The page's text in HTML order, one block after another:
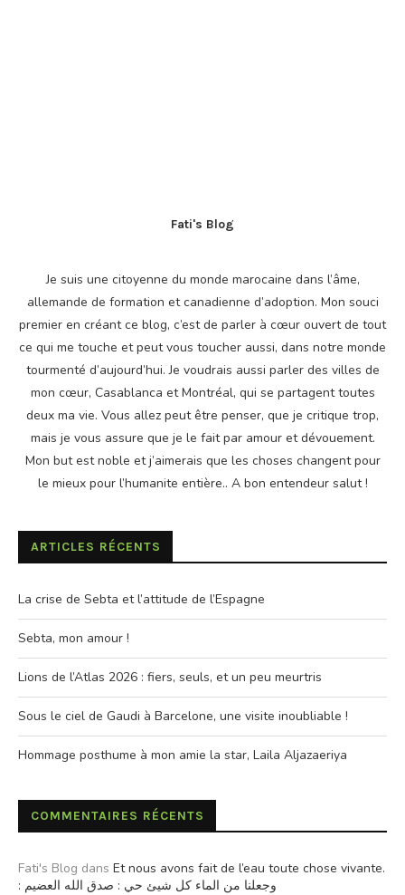
Fati's Blog
Je suis une citoyenne du monde marocaine dans l’âme,
allemande de formation et canadienne d’adoption. Mon souci
premier en créant ce blog, c’est de parler à cœur ouvert de tout
ce qui me touche et peut vous toucher aussi, dans notre monde
tourmenté d’aujourd’hui. Je voudrais aussi parler des villes de
mon cœur, Casablanca et Montréal, qui se partagent toutes
deux ma vie. Vous allez peut être penser, que je critique trop,
mais je vous assure que je le fait par amour et dévouement.
Mon but est noble et j’aimerais que les choses changent pour
le mieux pour l’humanite entière.. A bon entendeur salut !
ARTICLES RÉCENTS
La crise de Sebta et l’attitude de l’Espagne
Sebta, mon amour !
Lions de l’Atlas 2026 : fiers, seuls, et un peu meurtris
Sous le ciel de Gaudi à Barcelone, une visite inoubliable !
Hommage posthume à mon amie la star, Laila Aljazaeriya
COMMENTAIRES RÉCENTS
Fati's Blog dans Et nous avons fait de l’eau toute chose vivante.
: وجعلنا من الماء كل شيئ حي : صدق الله العضيم